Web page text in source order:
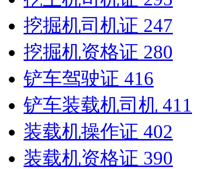
挖掘机司机证 247
挖掘机资格证 280
铲车驾驶证 416
铲车装载机司机 411
装载机操作证 402
装载机资格证 390